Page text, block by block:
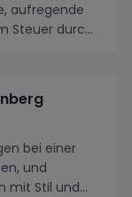
aufregende
Steuer durc...
bei einer
und
mit Stil und